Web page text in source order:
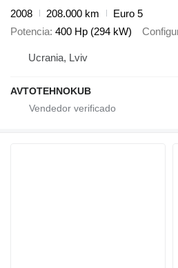
2008
208.000 km
Euro 5
Potencia 400 Hp (294 kW)
Ucrania, Lviv
AVTOTEHNOKUB